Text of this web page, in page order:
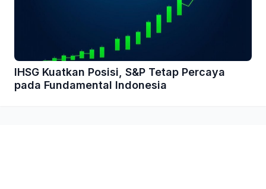
IHSG Kuatkan Posisi, S&P Tetap Percaya
pada Fundamental Indonesia